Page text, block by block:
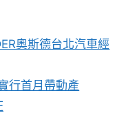
奧斯德台北汽車經
行首月帶動產